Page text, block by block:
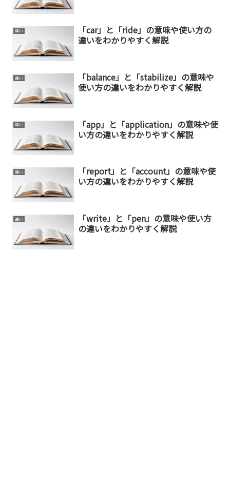
違い
「car」と「ride」の意味や使い方の
違いをわかりやすく解説
違い
「balance」と「stabilize」の意味や
使い方の違いをわかりやすく解説
違い
「app」と「application」の意味や使
い方の違いをわかりやすく解説
違い
「report」と「account」の意味や使
い方の違いをわかりやすく解説
違い
「write」と「pen」の意味や使い方
の違いをわかりやすく解説